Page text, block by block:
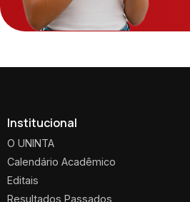
Institucional
O UNINTA
Calendário Acadêmico
Editais
Resultados Passados